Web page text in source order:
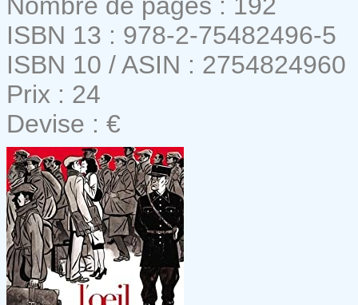
ISBN 13 : 978-2-75482496-5
ISBN 10 / ASIN : 2754824960
Prix : 24
Devise : €